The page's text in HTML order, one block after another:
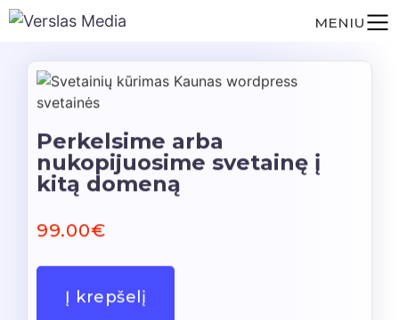
MENIU
Perkelsime arba
nukopijuosime svetainę į
kitą domeną
99.00€
Į krepšelį